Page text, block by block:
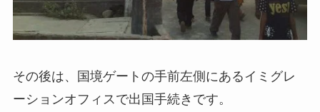
その後は、国境ゲートの手前左側にあるイミグレ
ーションオフィスで出国手続きです。